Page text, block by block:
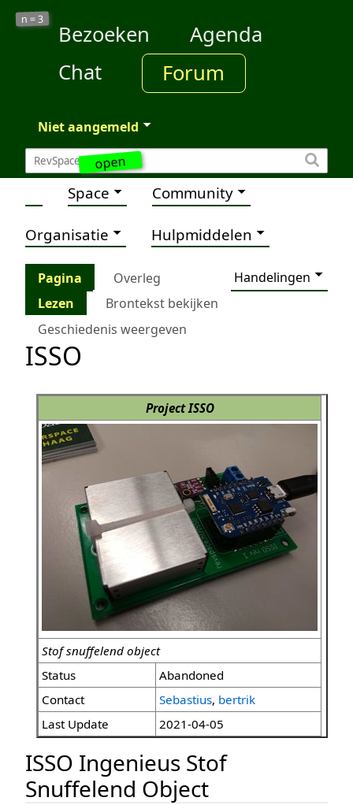
open
n =3
Bezoeken
Agenda
Chat
Forum
Niet aangemeld
Space Community
Organisatie Hulpmiddelen
Pagina Overleg
Handelingen
Lezen
Brontekst bekijken
Geschiedenis weergeven
ISSO
Project ISSO
Stof snuffelend object
Status
Abandoned
Contact
Sebastius, bertrik
Last Update
2021-04-05
ISSO Ingenieus Stof
Snuffelend Object